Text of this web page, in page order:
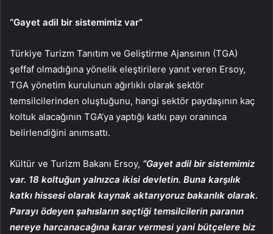
“Gayet adil bir sistemimiz var”
Türkiye Turizm Tanıtım ve Geliştirme Ajansının (TGA)
şeffaf olmadığına yönelik eleştirilere yanıt veren Ersoy,
TGA yönetim kurulunun ağırlıklı olarak sektör
temsilcilerinden oluştuğunu, hangi sektör paydaşının kaç
koltuk alacağının TGA’ya yaptığı katkı payı oranınca
belirlendiğini anımsattı.
Kültür ve Turizm Bakanı Ersoy, “Gayet adil bir sistemimiz
var. 18 koltuğun yalnızca ikisi devletin. Buna karşılık
katkı hissesi olarak kaynak aktarıyoruz bakanlık olarak.
Parayı ödeyen şahısların seçtiği temsilcilerin paranın
nereye harcanacağına karar vermesi yani bütçelere biz